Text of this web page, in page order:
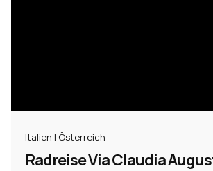
Italien | Österreich
Radreise Via Claudia